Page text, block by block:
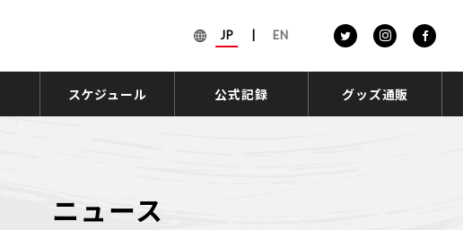
JP EN
スケジュール 公式記録 グッズ通販
ニュース